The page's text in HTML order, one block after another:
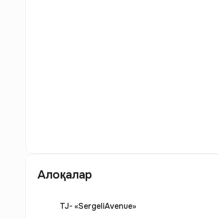
Алоқалар
TJ-«SergeliAvenue»